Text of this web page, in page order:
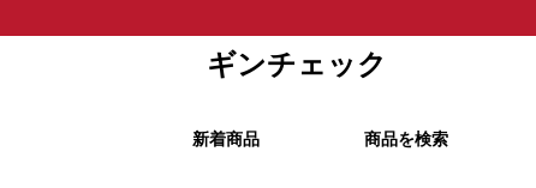
ギンチェック
新着商品 商品を検索